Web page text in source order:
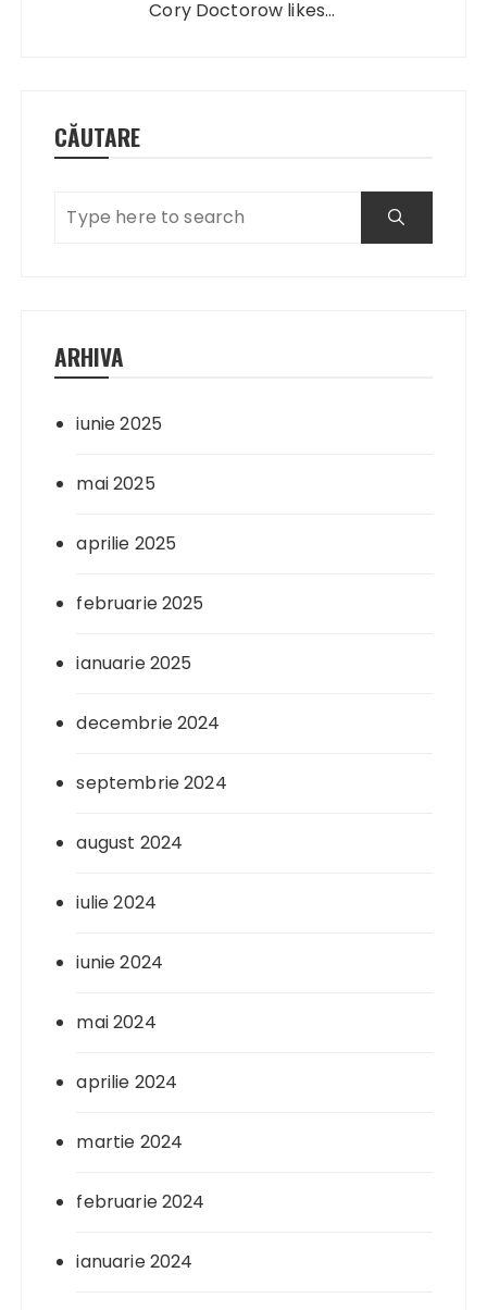
Cory Doctorow likes...
CĂUTARE
ARHIVA
iunie 2025
mai 2025
aprilie 2025
februarie 2025
ianuarie 2025
decembrie 2024
septembrie 2024
august 2024
iulie 2024
iunie 2024
mai 2024
aprilie 2024
martie 2024
februarie 2024
ianuarie 2024